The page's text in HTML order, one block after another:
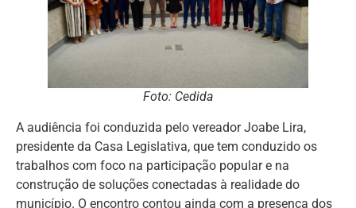
Foto: Cedida
A audiência foi conduzida pelo vereador Joabe Lira,
presidente da Casa Legislativa, que tem conduzido os
trabalhos com foco na participação popular e na
construção de soluções conectadas à realidade do
município. O encontro contou ainda com a presença dos